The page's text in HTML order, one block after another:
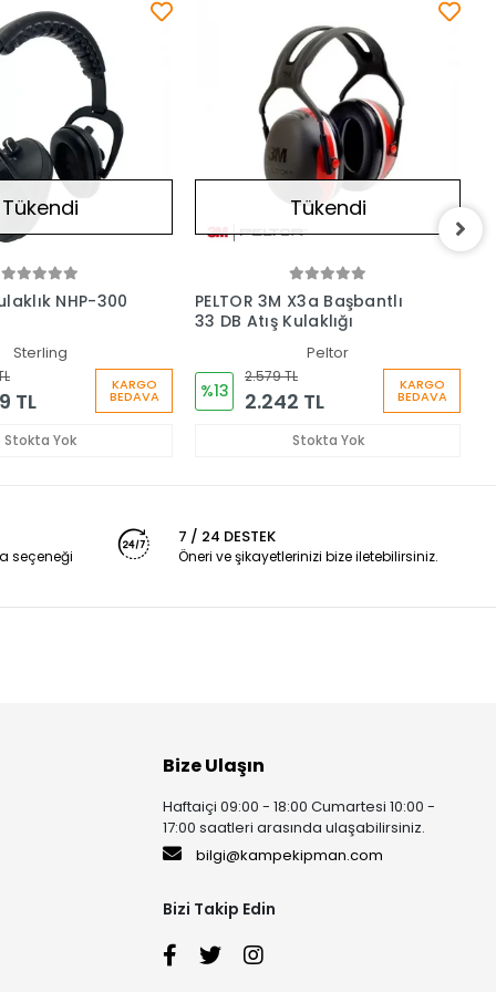
Tükendi
NHP-300
Sterling
TL
KARGO
BEDAVA
Stokta Yok
Tükendi
PELTOR 3M X3a Başbantlı
33 DB Atış Kulaklığı
Peltor
%13
2.579 TL
2.242 TL
KARGO
BEDAVA
Stokta Yok
seçeneği
7 / 24 DESTEK
Öneri ve şikayetlerinizi bize iletebilirsiniz.
Bize Ulaşın
Haftaiçi 09:00 - 18:00 Cumartesi 10:00 -
17:00 saatleri arasında ulaşabilirsiniz.
bilgi@kampekipman.com
Bizi Takip Edin